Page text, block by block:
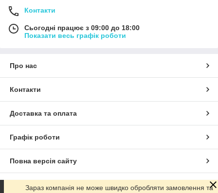
Контакти
Сьогодні працює з 09:00 до 18:00
Показати весь графік роботи
Про нас
Контакти
Доставка та оплата
Графік роботи
Повна версія сайту
Сайт створено на маркетплейсі Prom.ua
Зараз компанія не може швидко обробляти замовлення та